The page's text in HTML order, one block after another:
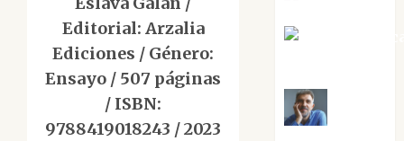
Editorial: Arzalia
Ediciones / Género:
Ensayo / 507 páginas
/ ISBN:
9788419018243 / 2023